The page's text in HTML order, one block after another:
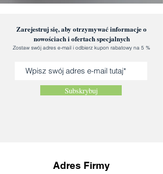
Zarejestruj się, aby otrzymywać informacje o
nowościach i ofertach specjalnych
Zostaw swój adres e-mail i odbierz kupon rabatowy na 5 %
Subskrybuj
Adres Firmy